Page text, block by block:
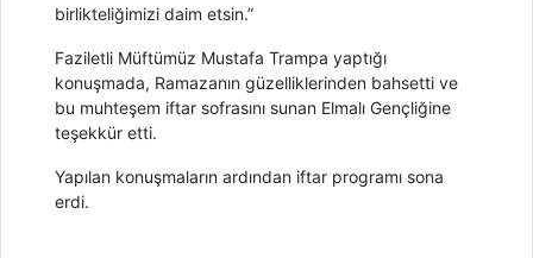
birlikteliğimizi daim etsin.”
Faziletli Müftümüz Mustafa Trampa yaptığı
konuşmada, Ramazanın güzelliklerinden bahsetti ve
bu muhteşem iftar sofrasını sunan Elmalı Gençliğine
teşekkür etti.
Yapılan konuşmaların ardından iftar programı sona
erdi.